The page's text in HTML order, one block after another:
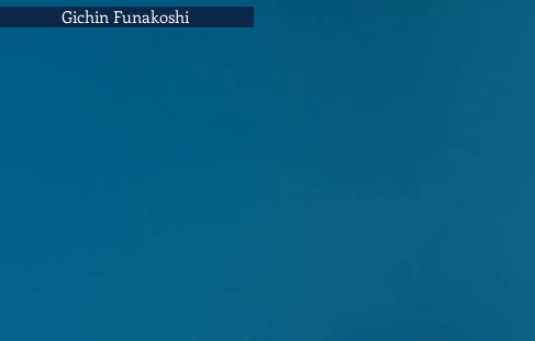
Gichin Funakoshi